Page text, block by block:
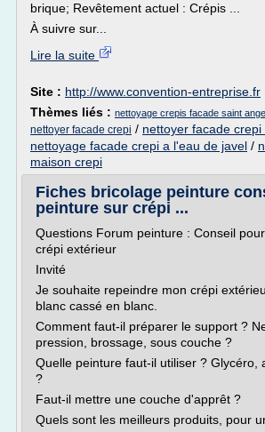
brique; Revêtement actuel : Crépis ...
À suivre sur...
Lire la suite
Site : http://www.convention-entreprise.fr
Thèmes liés : nettoyage crepis facade saint
nettoyer facade crepi / nettoyer facade
nettoyage facade crepi a l'eau de javel /
maison crepi
Fiches bricolage peinture
peinture sur crépi ...
Questions Forum peinture : Conseil
crépi extérieur
Invité
Je souhaite repeindre mon crépi
blanc cassé en blanc.
Comment faut-il préparer le support ?
pression, brossage, sous couche ?
Quelle peinture faut-il utiliser ? Glycéro,
?
Faut-il mettre une couche d'apprêt ?
Quels sont les meilleurs produits, pour